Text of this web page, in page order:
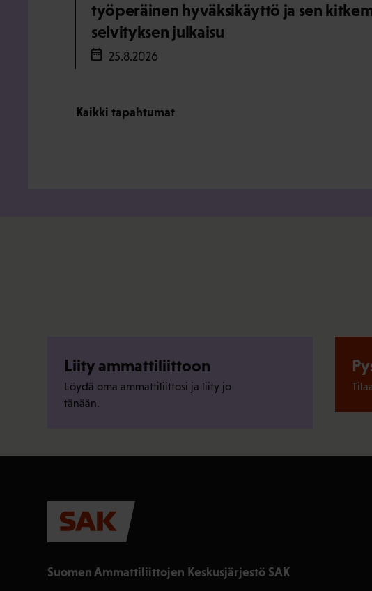
työperäinen hyväksikäyttö ja sen
selvityksen julkaisu
25.8.2026
Kaikki tapahtumat
Liity ammattiliittoon
Löydä oma ammattiliittosi ja liity jo
tänään.
Suomen Ammattiliittojen Keskusjärjestö SAK